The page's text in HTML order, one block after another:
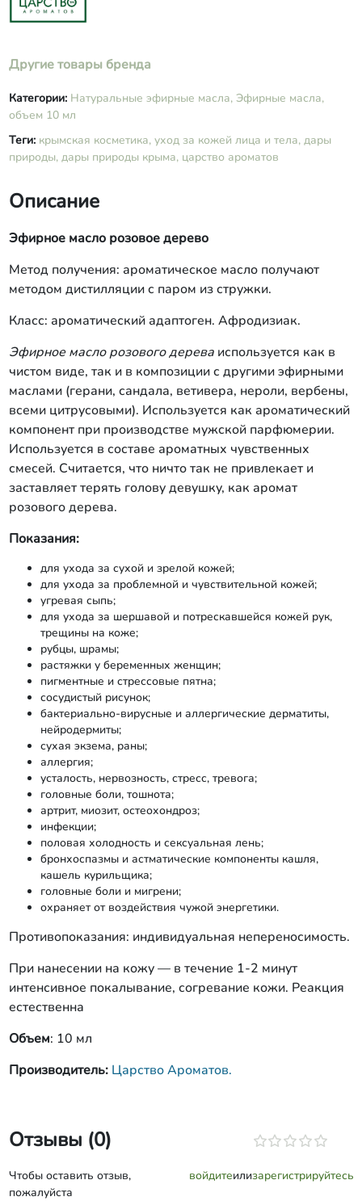
Другие товары бренда
Категории: Натуральные эфирные масла, Эфирные масла,
объем 10 мл
Теги: крымская косметика, уход за кожей лица и тела, дары
природы, дары природы крыма, царство ароматов
Описание
Эфирное масло розовое дерево
Метод получения: ароматическое масло получают
методом дистилляции с паром из стружки.
Класс: ароматический адаптоген. Афродизиак.
Эфирное масло розового дереваиспользуется как в
чистом виде, так и в композиции с другими эфирными
маслами (герани, сандала, ветивера, нероли, вербены,
всеми цитрусовыми). Используется как ароматический
компонент при производстве мужской парфюмерии.
Используется в составе ароматных чувственных
смесей. Считается, что ничто так не привлекает и
заставляет терять голову девушку, как аромат
розового дерева.
Показания:
для ухода за сухой и зрелой кожей;
для ухода за проблемной и чувствительной кожей;
угревая сыпь;
для ухода за шершавой и потрескавшейся кожей рук,
трещины на коже;
рубцы, шрамы;
растяжки у беременных женщин;
пигментные и стрессовые пятна;
сосудистый рисунок;
бактериально-вирусные и аллергические дер­матиты,
нейродермиты;
сухая экзема, раны;
аллергия;
усталость, нервозность, стресс, тревога;
головные боли, тошнота;
артрит, миозит, остеохондроз;
инфекции;
половая холодность и сексуальная лень;
бронхоспазмы и астматические компоненты кашля,
кашель курильщика;
головные боли и мигрени;
охраняет от воздействия чужой энергетики.
Противопоказания: индивидуальная непереносимость.
При нанесении на кожу — в течение 1-2 минут
интенсивное покалывание, согревание кожи. Реакция
естественна
Объем: 10 мл
Производитель: Царство Ароматов.
Отзывы (0)
Чтобы оставить отзыв,
пожалуйста
войдитеилизарегистрируйтесь